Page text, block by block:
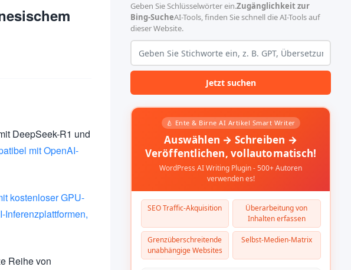
DeepSeek-R1 und
mit OpenAI-
kostenloser GPU-
Inferenzplattformen,
Reihe von
Geben Sie Schlüsselwörter ein.Zugänglichkeit zur
Bing-SucheAI-Tools, finden Sie schnell die AI-Tools auf
dieser Website.
Jetzt suchen
🍐 Ente & Birne AI Artikel Smart Writer
Auswählen → Schreiben →
Veröffentlichen, vollautomatisch!
WordPress AI Writing Plugin - 500+ Autoren
verwenden es!
SEO Traffic-Akquisition
Überarbeitung von
Inhalten erfassen
Grenzüberschreitende
unabhängige Websites
Selbst-Medien-Matrix